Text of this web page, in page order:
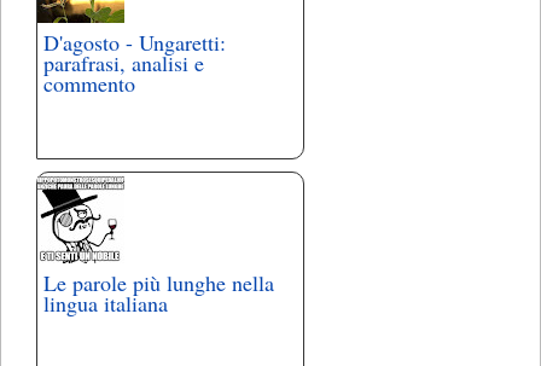
D'agosto - Ungaretti:
parafrasi, analisi e
commento
Le parole più lunghe nella
lingua italiana